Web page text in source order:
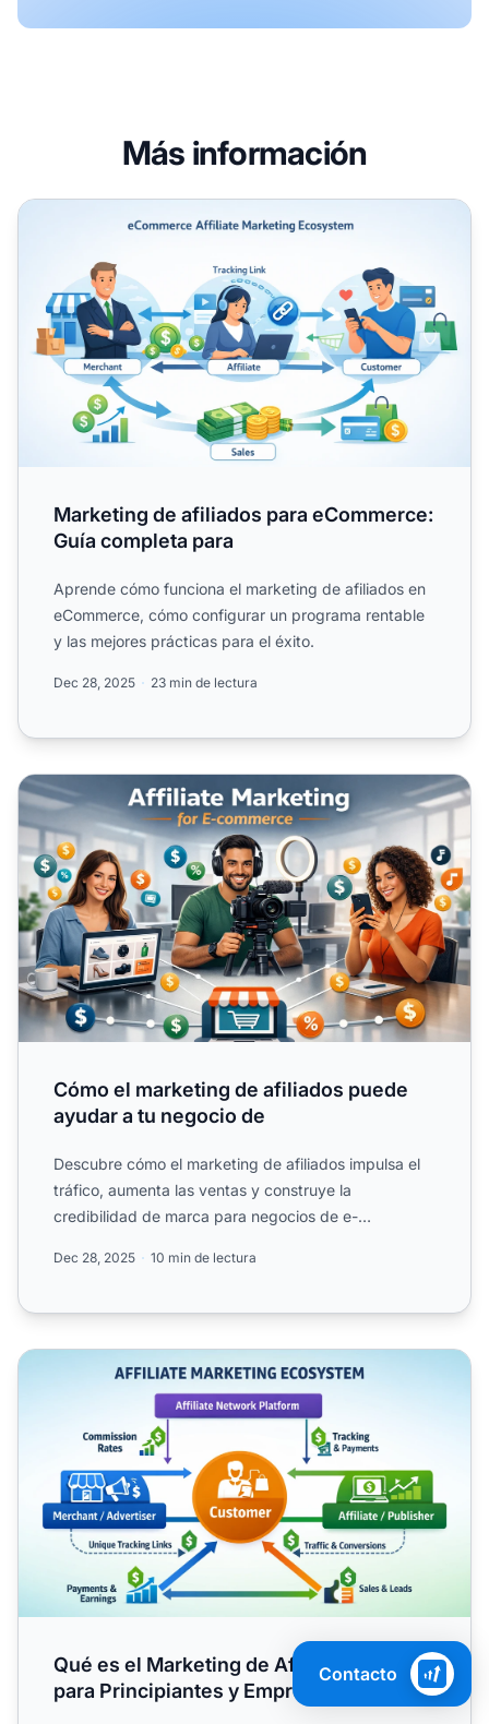
Más información
Marketing de afiliados para eCommerce: Guía completa
Marketing de afiliados para eCommerce:
Guía completa para
Aprende cómo funciona el marketing de afiliados en
eCommerce, cómo configurar un programa rentable
y las mejores prácticas para el éxito.
Dec 28, 2025 23 min de lectura
Cómo el marketing de afiliados puede ayudar a tu
Cómo el marketing de afiliados puede
ayudar a tu negocio de
Descubre cómo el marketing de afiliados impulsa el
tráfico, aumenta las ventas y construye la
credibilidad de marca para negocios de e-
Dec 28, 2025 10 min de lectura
Qué es el Marketing de Afiliados: Guía para Principiantes
Qué es el Marketing de Afiliados: Guía
para Principiantes y Empresas
Contacto